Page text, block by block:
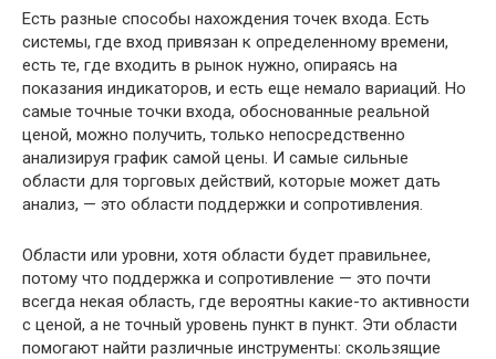
Есть разные способы нахождения точек входа. Есть
системы, где вход привязан к определенному времени,
есть те, где входить в рынок нужно, опираясь на
показания индикаторов, и есть еще немало вариаций. Но
самые точные точки входа, обоснованные реальной
ценой, можно получить, только непосредственно
анализируя график самой цены. И самые сильные
области для торговых действий, которые может дать
анализ, — это области поддержки и сопротивления.
Области или уровни, хотя области будет правильнее,
потому что поддержка и сопротивление — это почти
всегда некая область, где вероятны какие-то активности
с ценой, а не точный уровень пункт в пункт. Эти области
помогают найти различные инструменты: скользящие